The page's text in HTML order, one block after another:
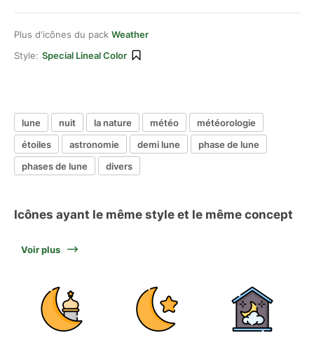
Plus d'icônes du pack Weather
Style: Special Lineal Color
lune nuit la nature météo
météorologie
étoiles
astronomie demi lune
phase de lune
phases de lune
divers
Icônes ayant le même style et le même concept
Voir plus